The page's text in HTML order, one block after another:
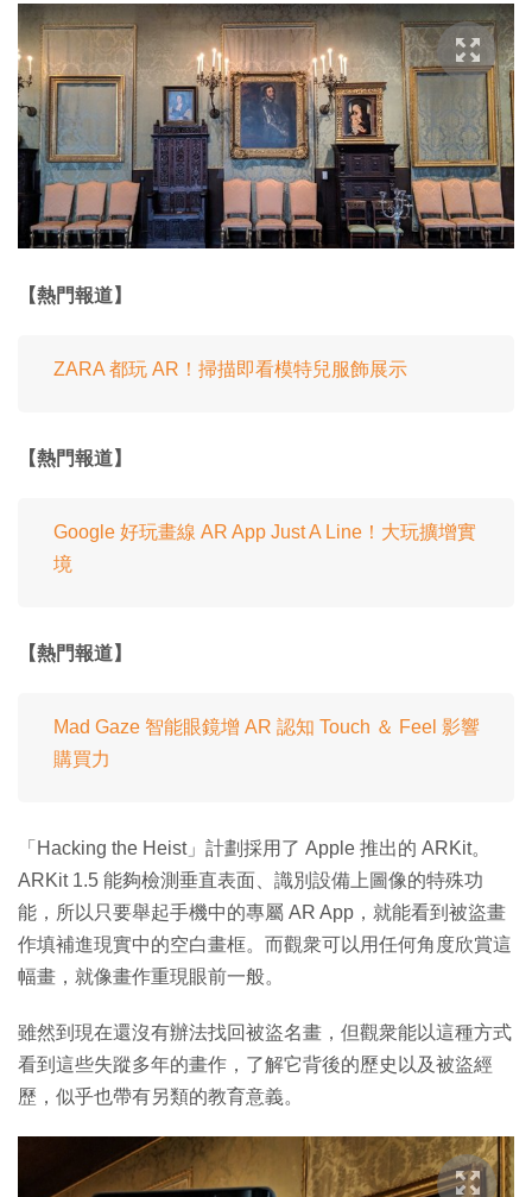
【熱門報道】
ZARA 都玩 AR！掃描即看模特兒服飾展示
【熱門報道】
Google 好玩畫線 AR App Just A Line！大玩擴增實
境
【熱門報道】
Mad Gaze 智能眼鏡增 AR 認知 Touch ＆ Feel 影響
購買力
「Hacking the Heist」計劃採用了 Apple 推出的 ARKit。
ARKit 1.5 能夠檢測垂直表面、識別設備上圖像的特殊功
能，所以只要舉起手機中的專屬 AR App，就能看到被盜畫
作填補進現實中的空白畫框。而觀衆可以用任何角度欣賞這
幅畫，就像畫作重現眼前一般。
雖然到現在還沒有辦法找回被盜名畫，但觀衆能以這種方式
看到這些失蹤多年的畫作，了解它背後的歷史以及被盜經
歷，似乎也帶有另類的教育意義。